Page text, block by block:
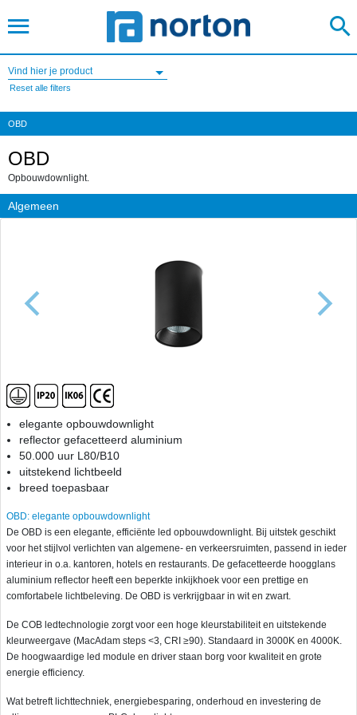
Vind hier je product
Reset alle filters
OBD
OBD
Opbouwdownlight.
Algemeen
Previous Next
elegante opbouwdownlight
reflector gefacetteerd aluminium
50.000 uur L80/B10
uitstekend lichtbeeld
breed toepasbaar
OBD: elegante opbouwdownlight
De OBD is een elegante, efficiënte led opbouwdownlight. Bij uitstek geschikt
voor het stijlvol verlichten van algemene- en verkeersruimten, passend in ieder
interieur in o.a. kantoren, hotels en restaurants. De gefacetteerde hoogglans
aluminium reflector heeft een beperkte inkijkhoek voor een prettige en
comfortabele lichtbeleving. De OBD is verkrijgbaar in wit en zwart.
De COB ledtechnologie zorgt voor een hoge kleurstabiliteit en uitstekende
kleurweergave (MacAdam steps <3, CRI ≥90). Standaard in 3000K en 4000K.
De hoogwaardige led module en driver staan borg voor kwaliteit en grote
energie efficiency.
Wat betreft lichttechniek, energiebesparing, onderhoud en investering de